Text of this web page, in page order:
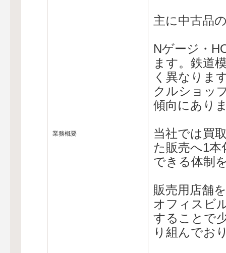
業務概要
主に中古品
Nゲージ・
ます。鉄道
く異なりま
クルショッ
傾向にあり
当社では買
た販売へ1
できる体制
販売用店舗
オフィスビ
することで
り組んでお